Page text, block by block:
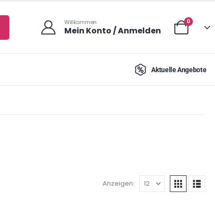
Willkommen
Mein Konto / Anmelden
0
Aktuelle Angebote
Anzeigen: